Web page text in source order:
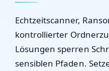
Echtzeitscanner,
kontrollierter
Lösungen sperren
sensiblen Pfaden.